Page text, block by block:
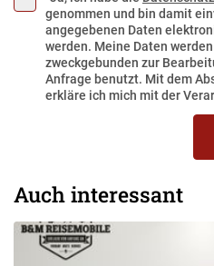
genommen und bin damit
angegebenen Daten
werden. Meine Daten
zweckgebunden zur
Anfrage benutzt. Mit dem
erkläre ich mich mit der
Auch interessant